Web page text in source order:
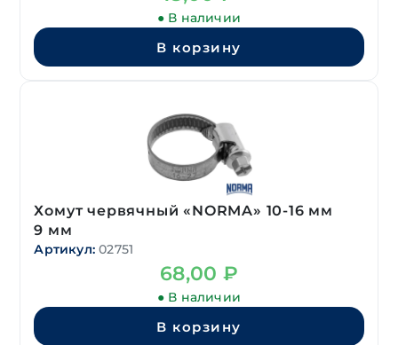
● В наличии
В корзину
Хомут червячный «NORMA» 10-16 мм
9 мм
Артикул: 02751
68,00 ₽
● В наличии
В корзину